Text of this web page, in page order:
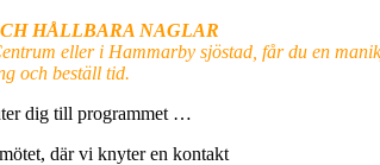
HÅLLBARA NAGLAR
eller i Hammarby sjöstad, får du en
och beställ tid.
dig till programmet …
där vi knyter en kontakt